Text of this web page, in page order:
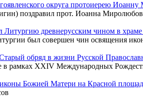
округа протоиерею
поздравил прот. Иоанна
древнерусским чином в
был совершен чин освящения
обряд в жизни Русской
рамках XXIV Международных
иконы Божией Матери на Красной